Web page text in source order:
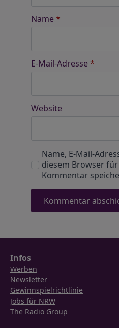
Name *
E-Mail-Adresse *
Website
Name, E-Mail-
diesem Browser
Kommentar
Infos
Werben
Newsletter
Gewinnspielrichtlinie
Jobs für NRW
The Radio Group